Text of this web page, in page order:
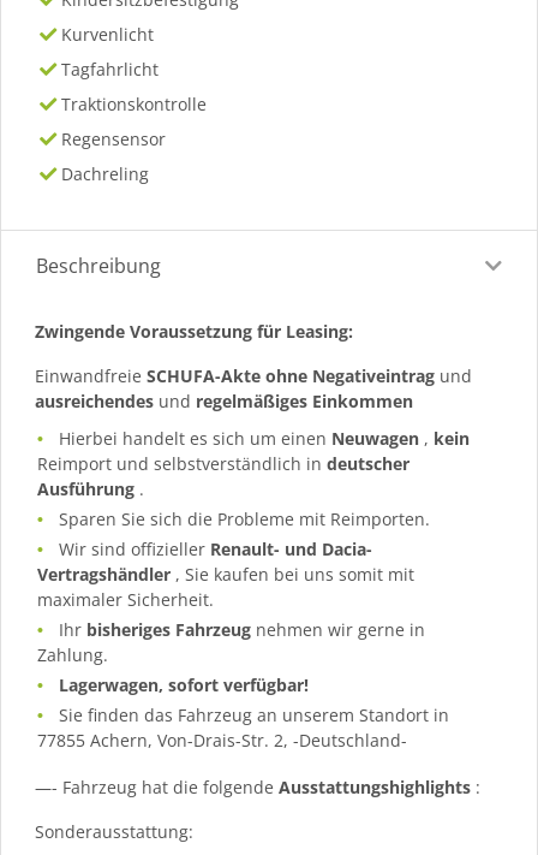
Kurvenlicht
Tagfahrlicht
Traktionskontrolle
Regensensor
Dachreling
Beschreibung
Zwingende Voraussetzung für Leasing:
Einwandfreie SCHUFA-Akte ohne Negativeintrag und
ausreichendes und regelmäßiges Einkommen
Hierbei handelt es sich um einen Neuwagen , kein
Reimport und selbstverständlich in deutscher
Ausführung .
Sparen Sie sich die Probleme mit Reimporten.
Wir sind offizieller Renault- und Dacia-
Vertragshändler , Sie kaufen bei uns somit mit
maximaler Sicherheit.
Ihr bisheriges Fahrzeug nehmen wir gerne in
Zahlung.
Lagerwagen, sofort verfügbar!
Sie finden das Fahrzeug an unserem Standort in
77855 Achern, Von-Drais-Str. 2, -Deutschland-
—- Fahrzeug hat die folgende Ausstattungshighlights :
Sonderausstattung: